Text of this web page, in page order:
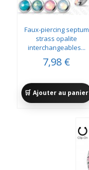
Faux-piercing septum
strass opalite
interchangeables...
7,98 €
Ajouter au panier